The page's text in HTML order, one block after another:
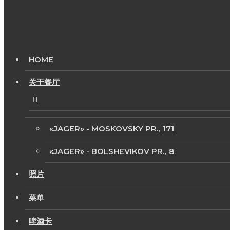
HOME
关于餐厅
«JAGER» - MOSKOVSKY PR., 171
«JAGER» - BOLSHEVIKOV PR., 8
照片
菜单
啤酒卡